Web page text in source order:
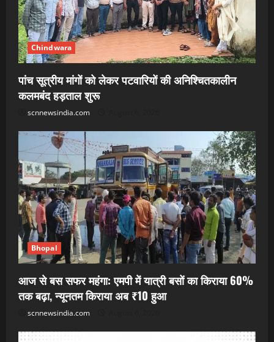
Chindwara
पांच सूत्रीय मांगों को लेकर पटवारियों की अनिश्चितकालीन
कलमबंद हड़ताल शुरू
scnnewsindia.com
Bhopal
आज से बस सफर महंगा: एमपी में यात्री बसों का किराया 60%
तक बढ़ा, न्यूनतम किराया अब ₹10 हुआ
scnnewsindia.com